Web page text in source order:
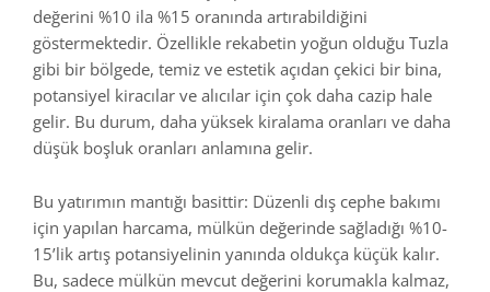
değerini %10 ila %15 oranında artırabildiğini
göstermektedir. Özellikle rekabetin yoğun olduğu Tuzla
gibi bir bölgede, temiz ve estetik açıdan çekici bir bina,
potansiyel kiracılar ve alıcılar için çok daha cazip hale
gelir. Bu durum, daha yüksek kiralama oranları ve daha
düşük boşluk oranları anlamına gelir.
Bu yatırımın mantığı basittir: Düzenli dış cephe bakımı
için yapılan harcama, mülkün değerinde sağladığı %10-
15’lik artış potansiyelinin yanında oldukça küçük kalır.
Bu, sadece mülkün mevcut değerini korumakla kalmaz,